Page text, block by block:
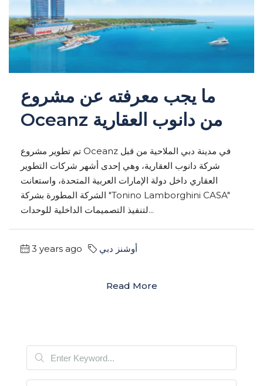
ما يجب معرفته عن مشروع
Oceanz من دانوب العقارية
تم تطوير مشروع Oceanz في مدينة دبي الملاحية من قبل
شركة دانوب العقارية، وهي إحدى أشهر شركات التطوير
العقاري داخل دولة الإمارات العربية المتحدة، واستعانت
الشركة المطورة بشركة "Tonino Lamborghini CASA"
لتنفيذ التصميمات الداخلية للوحدات...
3 years ago أوشنز دبي
Read More